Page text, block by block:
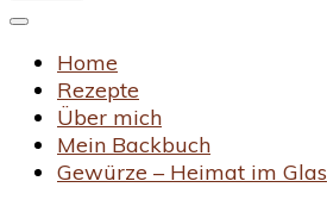
Home
Rezepte
Über mich
Mein Backbuch
Gewürze – Heimat im Glas